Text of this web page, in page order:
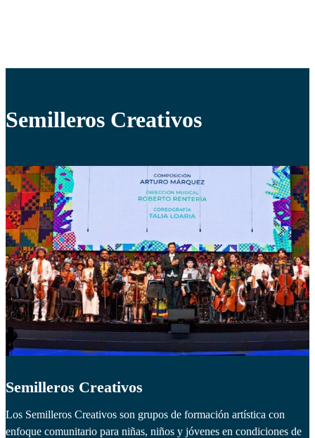
Semilleros Creativos
Semilleros Creativos
Los Semilleros Creativos son grupos de formación artística con
enfoque comunitario para niñas, niños y jóvenes en condiciones de